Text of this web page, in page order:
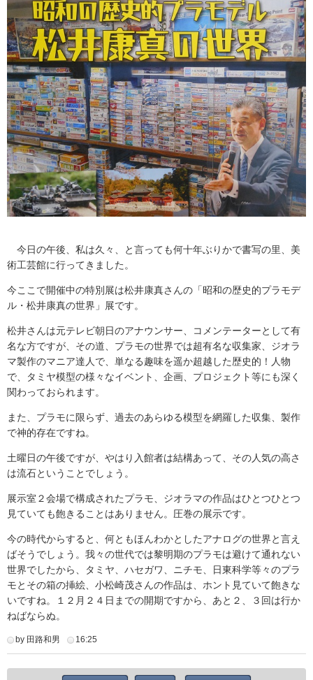
今日の午後、私は久々、と言っても何十年ぶりかで書写の里、美
術工芸館に行ってきました。
今ここで開催中の特別展は松井康真さんの「昭和の歴史的プラモデ
ル・松井康真の世界」展です。
松井さんは元テレビ朝日のアナウンサー、コメンテーターとして有
名な方ですが、その道、プラモの世界では超有名な収集家、ジオラ
マ製作のマニア達人で、単なる趣味を遥か超越した歴史的！人物
で、タミヤ模型の様々なイベント、企画、プロジェクト等にも深く
関わっておられます。
また、プラモに限らず、過去のあらゆる模型を網羅した収集、製作
で神的存在ですね。
土曜日の午後ですが、やはり入館者は結構あって、その人気の高さ
は流石ということでしょう。
展示室２会場で構成されたプラモ、ジオラマの作品はひとつひとつ
見ていても飽きることはありません。圧巻の展示です。
今の時代からすると、何ともほんわかとしたアナログの世界と言え
ばそうでしょう。我々の世代では黎明期のプラモは避けて通れない
世界でしたから、タミヤ、ハセガワ、ニチモ、日東科学等々のプラ
モとその箱の挿絵、小松崎茂さんの作品は、ホント見ていて飽きな
いですね。１２月２４日までの開期ですから、あと２、３回は行か
ねばならぬ。
by 田路和男 16:25